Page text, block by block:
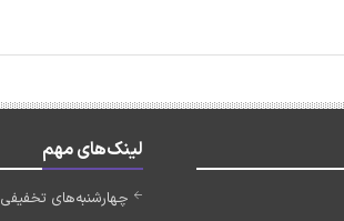
لینک‌های مهم
چهارشنبه‌های تخفیفی